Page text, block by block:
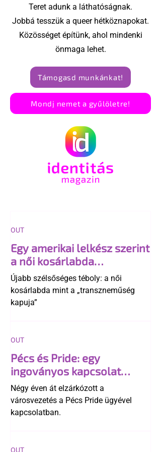
Teret adunk a láthatóságnak.
Jobbá tesszük a queer hétköznapokat.
Közösséget építünk, ahol mindenki
önmaga lehet.
Támogasd munkánkat!
Mondj nemet a gyűlöletre!
Egy amerikai lelkész szerint
a női kosárlabda
transzneműséghez vezet
Újabb szélsőséges téboly: a női
kosárlabda mint a „transzneműség
kapuja”
OUT
Pécs és Pride: egy
ingoványos kapcsolat
története
Négy éven át elzárkózott a
városvezetés a Pécs Pride ügyével
kapcsolatban.
OUT
OUT